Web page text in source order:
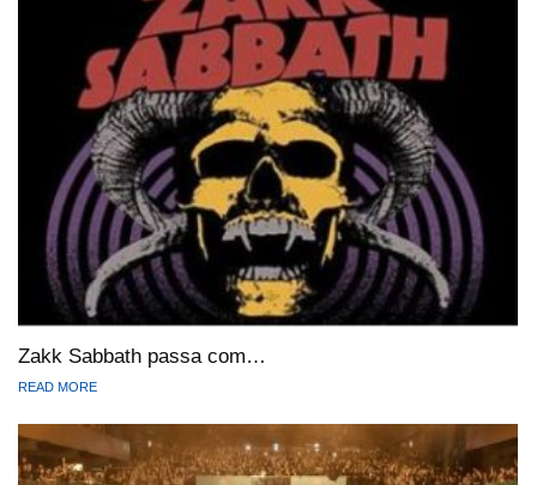
Zakk Sabbath passa com…
READ MORE